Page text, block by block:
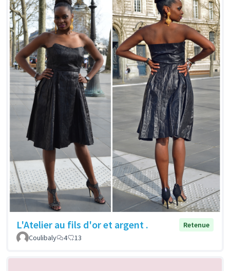
L'Atelier au fils d'or et argent .
Retenue
Coulibaly
4 13